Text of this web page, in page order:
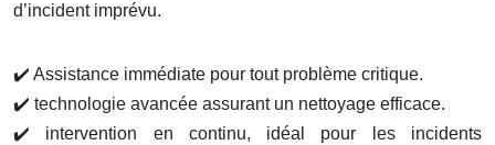
d’incident imprévu.
✔️ Assistance immédiate pour tout problème critique.
✔️ technologie avancée assurant un nettoyage efficace.
✔️ intervention en continu, idéal pour les incidents